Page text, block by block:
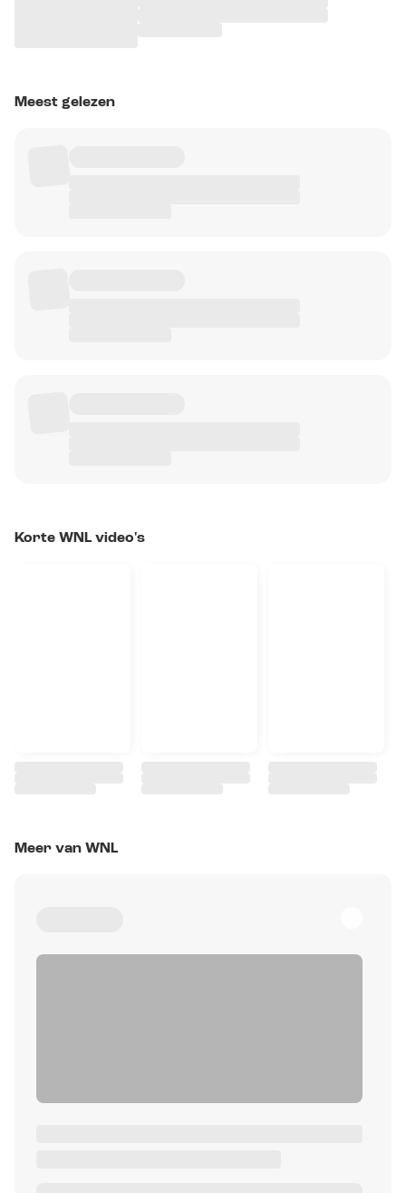
Meest gelezen
Korte WNL video's
Meer van WNL